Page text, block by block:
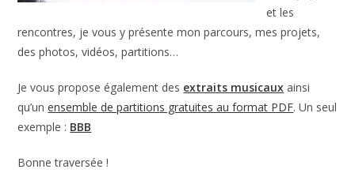
et les
rencontres, je vous y présente mon parcours, mes projets,
des photos, vidéos, partitions…
Je vous propose également des extraits musicaux ainsi
qu’unensemble de partitions gratuites au format PDF. Un seul
exemple : BBB
Bonne traversée !